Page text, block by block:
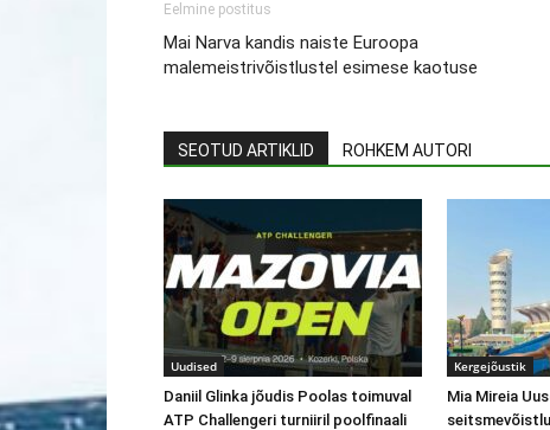
Eelmine postitus
Mai Narva kandis naiste Euroopa
malemeistrivõistlustel esimese kaotuse
SEOTUD ARTIKLID ROHKEM AUTORI
Uudised
Daniil Glinka jõudis Poolas toimuval
ATP Challengeri turniiril poolfinaali
Kergejõustik
Mia Mireia